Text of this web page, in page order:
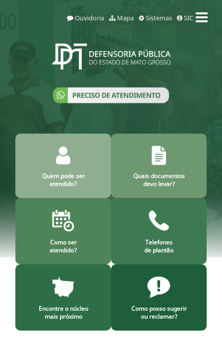
Ouvidoria Mapa Sistemas SIC
Quem pode ser
atendido?
Quais documentos
devo levar?
Como ser
atendido?
Telefones
de plantão
Encontre o núcleo
mais próximo
Como posso sugerir
ou reclamar?